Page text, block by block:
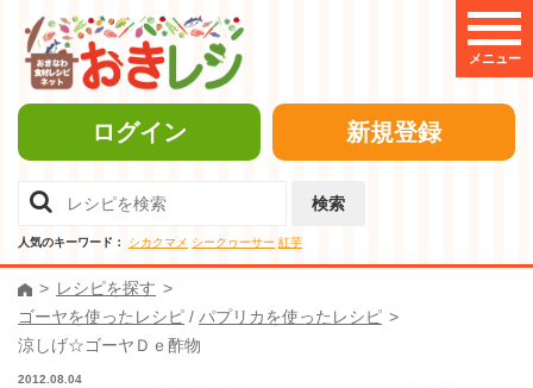
メニュー
ログイン 新規登録
検索
人気のキーワード： シカクマメ シークヮーサー 紅芋
レシピを探す
ゴーヤを使ったレシピ / パプリカを使ったレシピ
涼しげ☆ゴーヤＤｅ酢物
2012.08.04